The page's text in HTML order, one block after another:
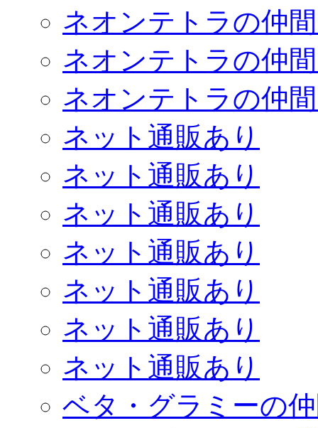
ネオンテトラの仲
ネオンテトラの仲
ネオンテトラの仲
ネット通販あり
ネット通販あり
ネット通販あり
ネット通販あり
ネット通販あり
ネット通販あり
ネット通販あり
ベタ・グラミーの